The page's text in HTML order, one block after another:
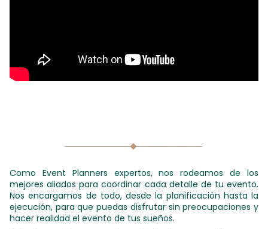
Como Event Planners expertos, nos rodeamos de los
mejores aliados para coordinar cada detalle de tu evento.
Nos encargamos de todo, desde la planificación hasta la
ejecución, para que puedas disfrutar sin preocupaciones y
hacer realidad el evento de tus sueños.